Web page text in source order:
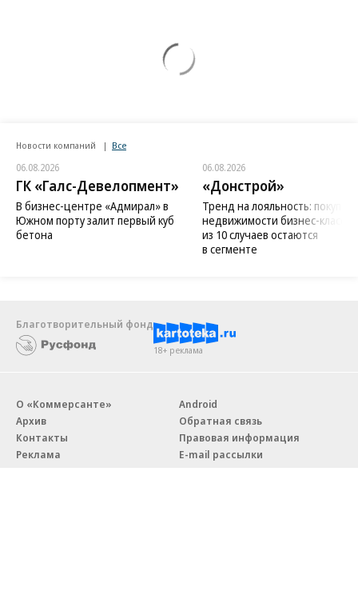
Новости компаний Все
06.08.2026
ГК «Галс-Девелопмент»
В бизнес-центре «Адмирал» в
Южном порту залит первый куб
бетона
06.08.2026
«Донстрой»
Тренд на лояльность:
недвижимости бизнес-класса
из 10 случаев остаются
в сегменте
Благотворительный фонд
18+ реклама
О «Коммерсанте»
Архив
Контакты
Реклама
Android
Обратная связь
Правовая информация
E-mail рассылки